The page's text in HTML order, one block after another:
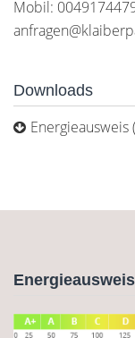
Mobil:
Downloads
Energieausweis